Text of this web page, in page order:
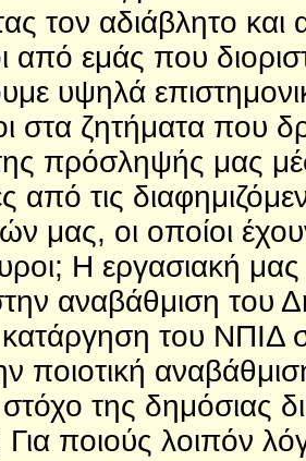
τον αδιάβλητο και
από εμάς που
υψηλά
στα ζητήματα που
της πρόσληψής μας
από τις
μας, οι οποίοι
Η εργασιακή
αναβάθμιση του
κατάργηση του
ποιοτική
της δημόσιας
ποιούς λοιπόν